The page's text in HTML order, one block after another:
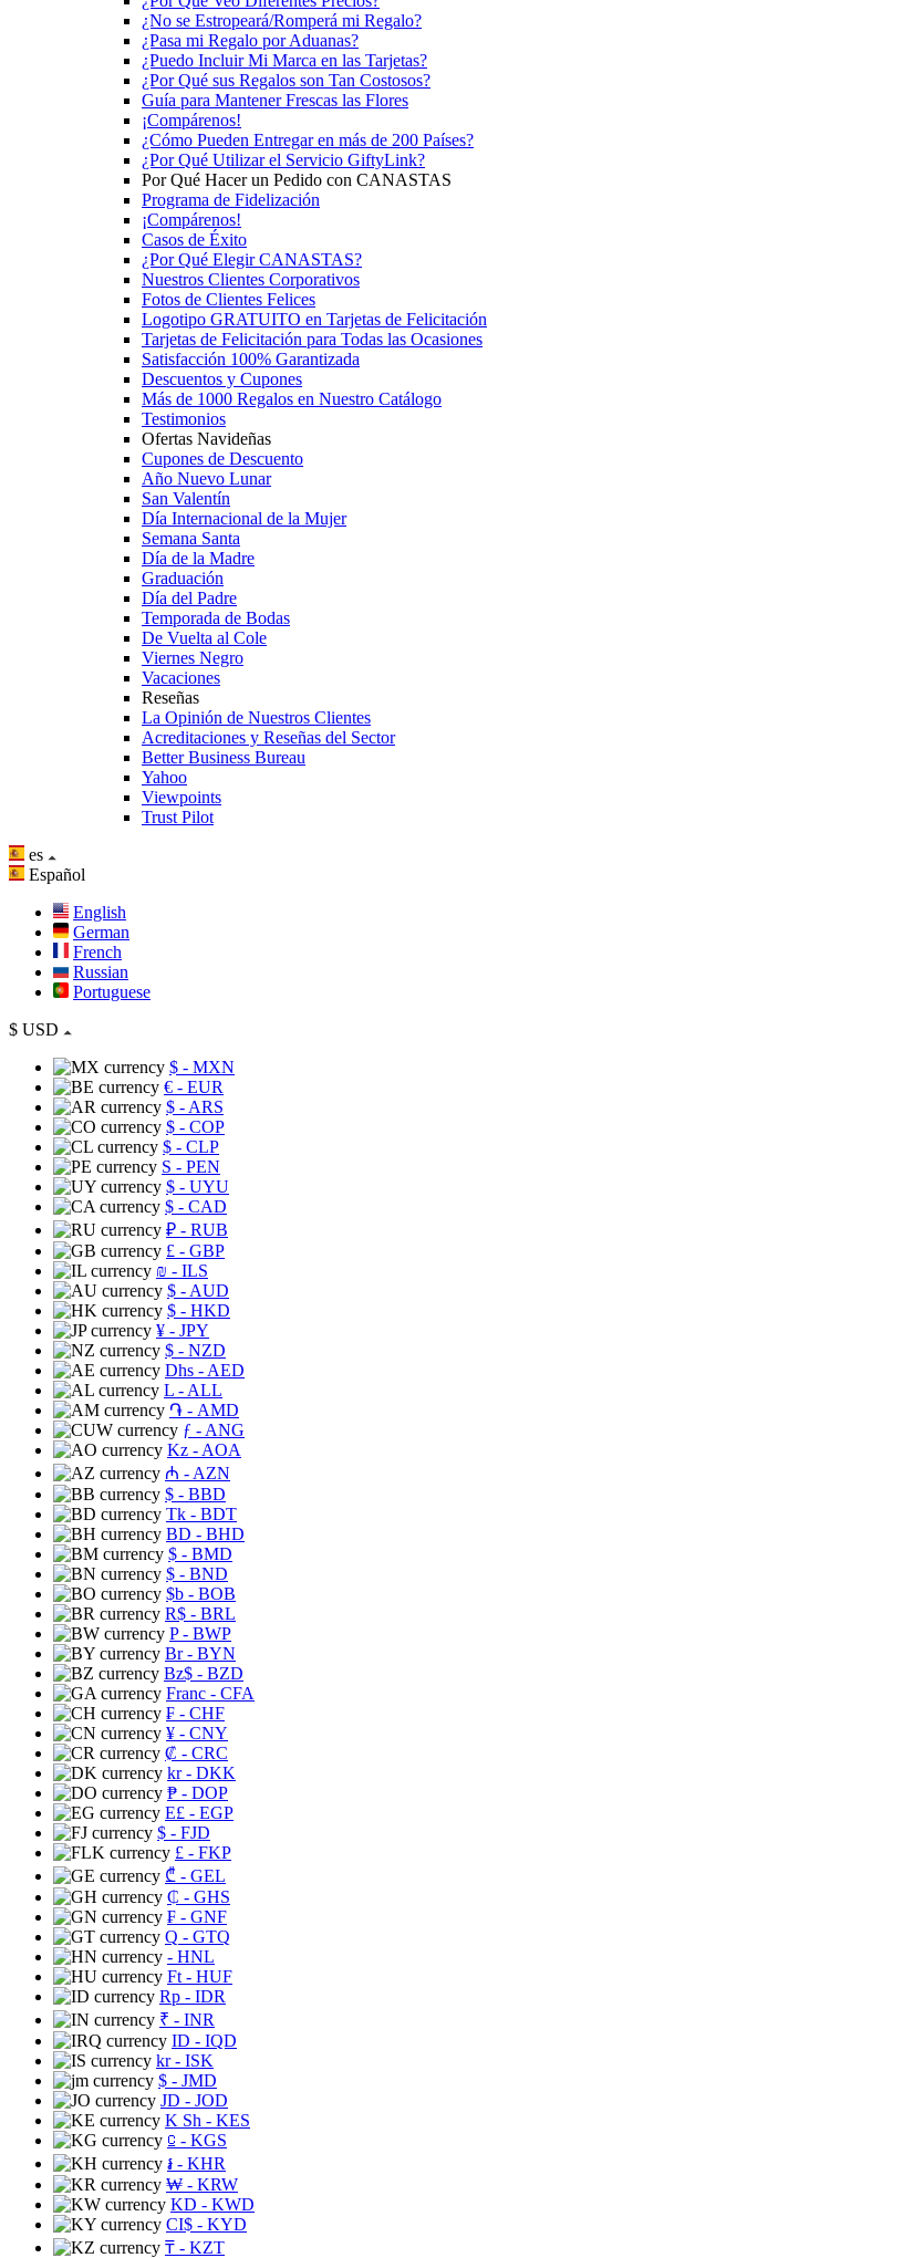
¿No se Estropeará/Romperá mi Regalo?
¿Pasa mi Regalo por Aduanas?
¿Puedo Incluir Mi Marca en las Tarjetas?
¿Por Qué sus Regalos son Tan Costosos?
Guía para Mantener Frescas las Flores
¡Compárenos!
¿Cómo Pueden Entregar en más de 200 Países?
¿Por Qué Utilizar el Servicio GiftyLink?
Por Qué Hacer un Pedido con CANASTAS
Programa de Fidelización
¡Compárenos!
Casos de Éxito
¿Por Qué Elegir CANASTAS?
Nuestros Clientes Corporativos
Fotos de Clientes Felices
Logotipo GRATUITO en Tarjetas de Felicitación
Tarjetas de Felicitación para Todas las Ocasiones
Satisfacción 100% Garantizada
Descuentos y Cupones
Más de 1000 Regalos en Nuestro Catálogo
Testimonios
Ofertas Navideñas
Cupones de Descuento
Año Nuevo Lunar
San Valentín
Día Internacional de la Mujer
Semana Santa
Día de la Madre
Graduación
Día del Padre
Temporada de Bodas
De Vuelta al Cole
Viernes Negro
Vacaciones
Reseñas
La Opinión de Nuestros Clientes
Acreditaciones y Reseñas del Sector
Better Business Bureau
Yahoo
Viewpoints
Trust Pilot
es
Español
English
German
French
Russian
Portuguese
$ USD
$ - MXN
€ - EUR
$ - ARS
$ - COP
$ - CLP
S - PEN
$ - UYU
$ - CAD
₽ - RUB
£ - GBP
₪ - ILS
$ - AUD
$ - HKD
¥ - JPY
$ - NZD
Dhs - AED
L - ALL
֏ - AMD
ƒ - ANG
Kz - AOA
₼ - AZN
$ - BBD
Tk - BDT
BD - BHD
$ - BMD
$ - BND
$b - BOB
R$ - BRL
P- BWP
Br- BYN
Bz$ - BZD
Franc - CFA
₣ - CHF
¥ - CNY
₡ - CRC
kr- DKK
₱ - DOP
E£ - EGP
$ - FJD
£ - FKP
₾ - GEL
₵ - GHS
₣ - GNF
Q - GTQ
- HNL
Ft - HUF
Rp - IDR
₹ - INR
ID - IQD
kr- ISK
$ - JMD
JD - JOD
K Sh - KES
⃀ - KGS
៛ - KHR
₩ - KRW
KD - KWD
CI$ - KYD
₸ - KZT